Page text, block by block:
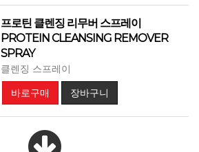
프로틴 클렌징 리무버 스프레이
PROTEIN CLEANSING REMOVER
SPRAY
클렌징 스프레이
바로구매
장바구니